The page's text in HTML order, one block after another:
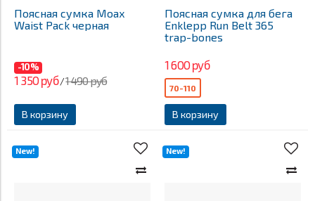
Поясная сумка Moax
Waist Pack черная
-10%
1 350 руб/1 490 руб
В корзину
Поясная сумка для бега
Enklepp Run Belt 365
trap-bones
1 600 руб
В корзину
70-110
New! New!